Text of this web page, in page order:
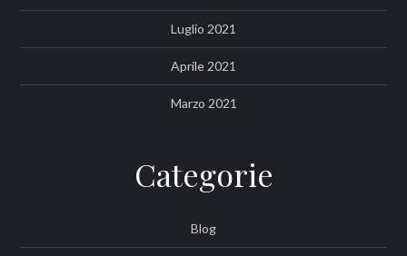
Luglio 2021
Aprile 2021
Marzo 2021
Categorie
Blog